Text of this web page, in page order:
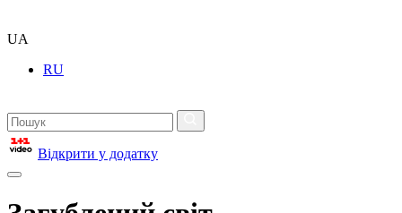
UA
RU
Відкрити у додатку